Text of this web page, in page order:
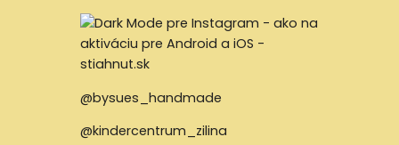
@bysues_handmade
@kindercentrum_zilina